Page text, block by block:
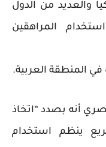
والعديد من الدول
المراهقين
في المنطقة العربية.
أنه بصدد “اتخاذ
ينظم استخدام